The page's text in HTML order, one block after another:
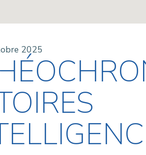
2025